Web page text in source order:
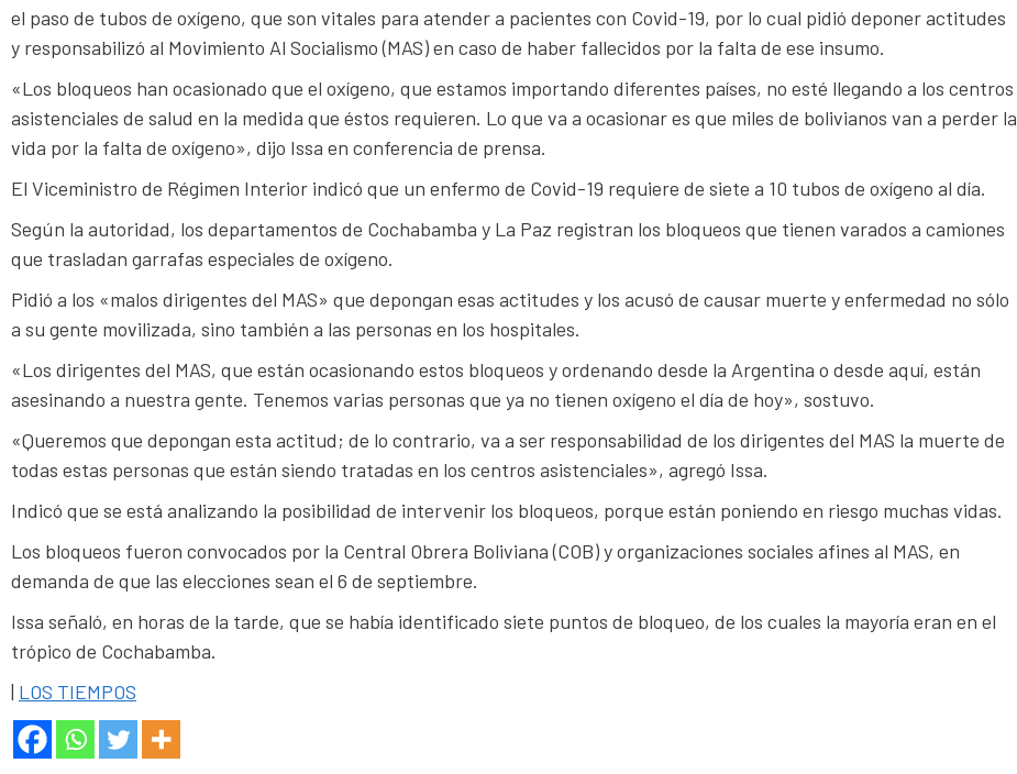
el paso de tubos de oxígeno, que son vitales para atender a pacientes con Covid-19, por lo cual pidió deponer actitudes
y responsabilizó al Movimiento Al Socialismo (MAS) en caso de haber fallecidos por la falta de ese insumo.
«Los bloqueos han ocasionado que el oxígeno, que estamos importando diferentes países, no esté llegando a los centros
asistenciales de salud en la medida que éstos requieren. Lo que va a ocasionar es que miles de bolivianos van a perder la
vida por la falta de oxígeno», dijo Issa en conferencia de prensa.
El Viceministro de Régimen Interior indicó que un enfermo de Covid-19 requiere de siete a 10 tubos de oxígeno al día.
Según la autoridad, los departamentos de Cochabamba y La Paz registran los bloqueos que tienen varados a camiones
que trasladan garrafas especiales de oxígeno.
Pidió a los «malos dirigentes del MAS» que depongan esas actitudes y los acusó de causar muerte y enfermedad no sólo
a su gente movilizada, sino también a las personas en los hospitales.
«Los dirigentes del MAS, que están ocasionando estos bloqueos y ordenando desde la Argentina o desde aquí, están
asesinando a nuestra gente. Tenemos varias personas que ya no tienen oxígeno el día de hoy», sostuvo.
«Queremos que depongan esta actitud; de lo contrario, va a ser responsabilidad de los dirigentes del MAS la muerte de
todas estas personas que están siendo tratadas en los centros asistenciales», agregó Issa.
Indicó que se está analizando la posibilidad de intervenir los bloqueos, porque están poniendo en riesgo muchas vidas.
Los bloqueos fueron convocados por la Central Obrera Boliviana (COB) y organizaciones sociales afines al MAS, en
demanda de que las elecciones sean el 6 de septiembre.
Issa señaló, en horas de la tarde, que se había identificado siete puntos de bloqueo, de los cuales la mayoría eran en el
trópico de Cochabamba.
| LOS TIEMPOS